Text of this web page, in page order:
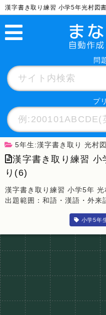
漢字書き取り練習 小学5年光村図
問
プ
5年生:漢字書き取り 光村
漢字書き取り練習 小
り(6)
漢字書き取り練習 小学5年
出題範囲：和語・漢語・外来
小学5年